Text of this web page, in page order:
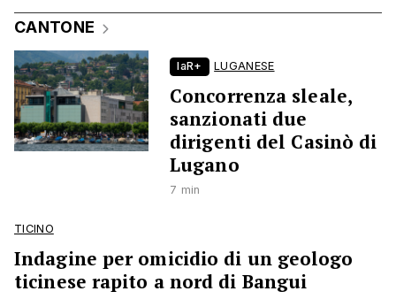
CANTONE
laR+ LUGANESE
Concorrenza sleale,
sanzionati due
dirigenti del Casinò di
Lugano
7 min
TICINO
Indagine per omicidio di un geologo
ticinese rapito a nord di Bangui